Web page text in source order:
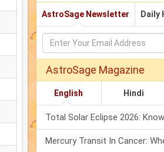
AstroSage Newsletter
AstroSage Magazine
English Hindi